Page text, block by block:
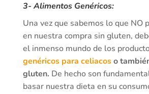
3- Alimentos Genéricos:
Una vez que sabemos lo que NO
en nuestra compra sin gluten,
el inmenso mundo de los
genéricos para celiacoso
gluten. De hecho son
basar nuestra dieta en su